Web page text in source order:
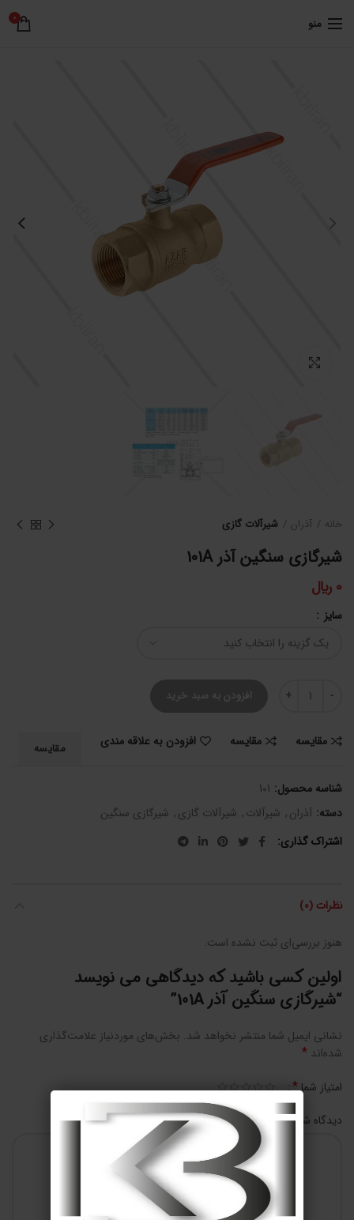
منو 0
خانه آذران شیرآلات گازی
شیرگازی سنگین آذر 101A
0 ﷼
سایز
شیرگازی سنگین آذر 101A عدد افزودن به سبد خرید
مقایسه مقایسه افزودن به علاقه مندی مقایسه
شناسه محصول: 101
دسته: آذران, شیرآلات, شیرآلات گازی, شیرگازی سنگین
اشتراک گذاری
نظرات (0)
هنوز بررسی‌ای ثبت نشده است.
اولین کسی باشید که دیدگاهی می نویسد
“شیرگازی سنگین آذر 101A”
نشانی ایمیل شما منتشر نخواهد شد. بخش‌های موردنیاز علامت‌گذاری
شده‌اند *
امتیاز شما*
دیدگاه شما*